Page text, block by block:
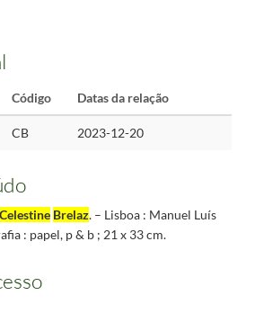
Código Datas da relação
CB 2023-12-20
Celestine Brelaz. – Lisboa : Manuel Luís
: papel, p & b ; 21 x 33 cm.